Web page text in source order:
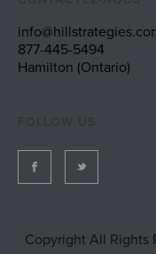
877-445-5494
Hamilton (Ontario)
Copyright All Rights